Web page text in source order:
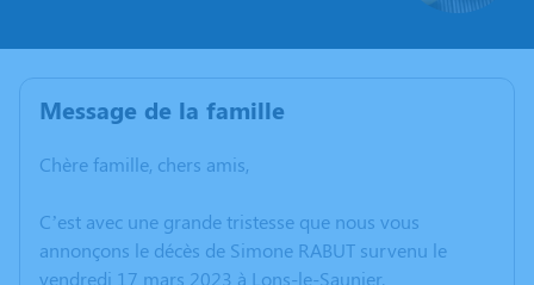
Message de la famille
Chère famille, chers amis,
C’est avec une grande tristesse que nous vous
annonçons le décès de Simone RABUT survenu le
vendredi 17 mars 2023 à Lons-le-Saunier.